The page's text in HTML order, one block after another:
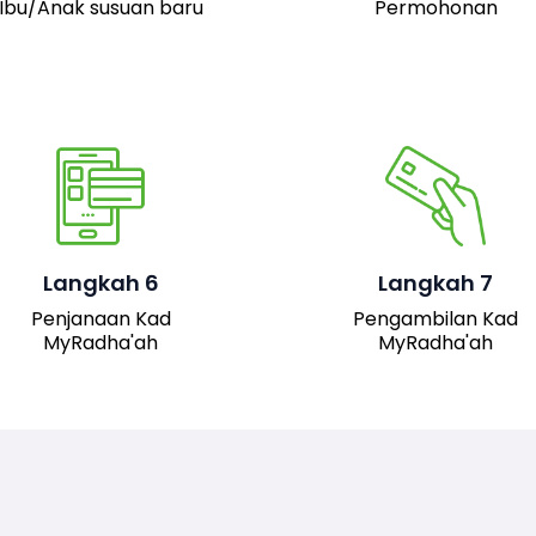
Ibu/Anak susuan baru
Permohonan
Langkah 6
Penjanaan Kad
MyRadha'ah
Setelah permohonan
akan dijana.
Langkah 7
Pengambilan Kad
MyRadha'ah
Pemohon boleh hadir ke
pejabat JAIS untuk
mengambil kad fizikal
MyRadha’ah. Selain itu,
pemohon juga boleh
turun versi digital kad
sistem untuk
kemudahan akses.